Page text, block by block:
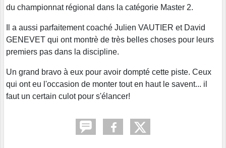
du championnat régional dans la catégorie Master 2.
Il a aussi parfaitement coaché Julien VAUTIER et David
GENEVET qui ont montrè de très belles choses pour leurs
premiers pas dans la discipline.
Un grand bravo à eux pour avoir dompté cette piste. Ceux
qui ont eu l'occasion de monter tout en haut le savent... il
faut un certain culot pour s'élancer!